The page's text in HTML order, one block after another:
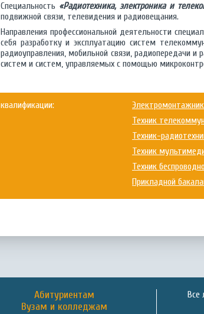
Специальность «Радиотехника, электроника и
подвижной связи, телевидения и радиовещания.
Направления профессиональной деятельности
себя разработку и эксплуатацию систем
радиоуправления, мобильной связи, радиопередачи
систем и систем, управляемых с помощью
квалификации:
Техник
Техник-
Техник
Техник
Прикладной
Абитуриентам
Вузам и колледжам
Все